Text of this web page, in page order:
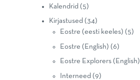
Kalendrid (5)
Kirjastused (34)
Eostre (eesti keeles) (5)
Eostre (English) (6)
Eostre Explorers (English)
Interneed (9)